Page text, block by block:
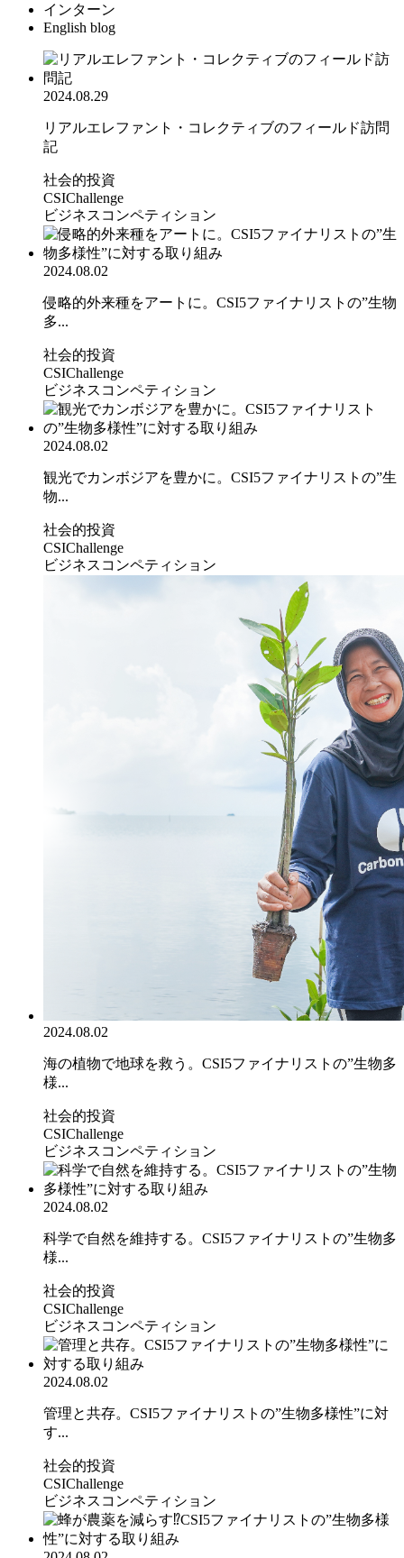
インターン
English blog
2024.08.29
リアルエレファント・コレクティブのフィールド訪問
記
社会的投資
CSIChallenge
ビジネスコンペティション
2024.08.02
侵略的外来種をアートに。CSI5ファイナリストの”生物
多...
社会的投資
CSIChallenge
ビジネスコンペティション
2024.08.02
観光でカンボジアを豊かに。CSI5ファイナリストの”生
物...
社会的投資
CSIChallenge
ビジネスコンペティション
2024.08.02
海の植物で地球を救う。CSI5ファイナリストの”生物多
様...
社会的投資
CSIChallenge
ビジネスコンペティション
2024.08.02
科学で自然を維持する。CSI5ファイナリストの”生物多
様...
社会的投資
CSIChallenge
ビジネスコンペティション
2024.08.02
管理と共存。CSI5ファイナリストの”生物多様性”に対
す...
社会的投資
CSIChallenge
ビジネスコンペティション